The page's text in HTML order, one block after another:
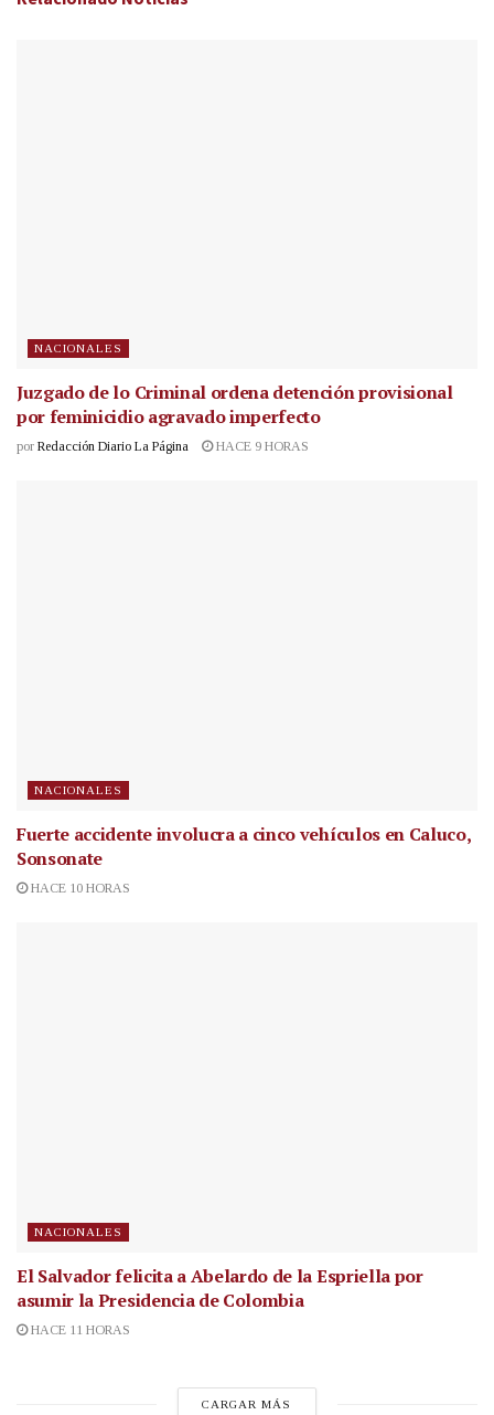
NACIONALES
Juzgado de lo Criminal ordena detención provisional
por feminicidio agravado imperfecto
por Redacción Diario La Página HACE 9 HORAS
NACIONALES
Fuerte accidente involucra a cinco vehículos en Caluco,
Sonsonate
HACE 10 HORAS
NACIONALES
El Salvador felicita a Abelardo de la Espriella por
asumir la Presidencia de Colombia
HACE 11 HORAS
CARGAR MÁS